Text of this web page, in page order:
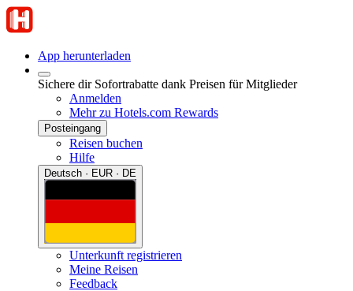
App herunterladen
Sichere dir Sofortrabatte dank Preisen für Mitglieder
Anmelden
Mehr zu Hotels.com Rewards
Posteingang
Reisen buchen
Hilfe
Deutsch · EUR · DE
Unterkunft registrieren
Meine Reisen
Feedback